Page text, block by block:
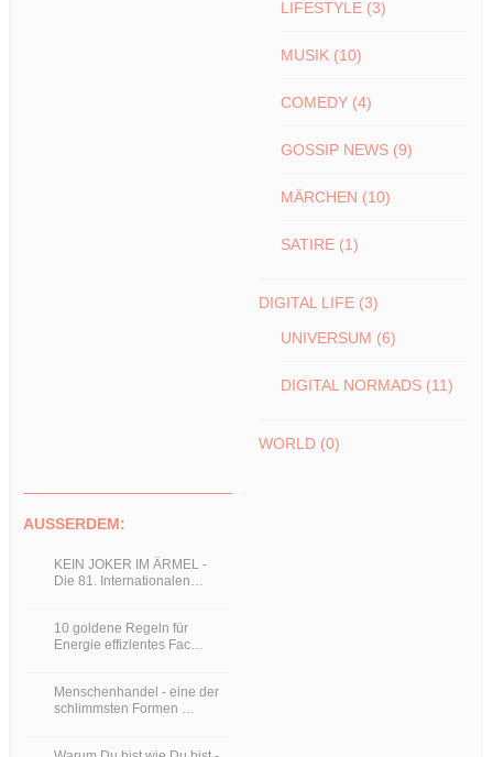
LIFESTYLE (3)
MUSIK (10)
COMEDY (4)
GOSSIP NEWS (9)
MÄRCHEN (10)
SATIRE (1)
DIGITAL LIFE (3)
UNIVERSUM (6)
DIGITAL NORMADS (11)
WORLD (0)
AUSSERDEM:
KEIN JOKER IM ÄRMEL -
Die 81. Internationalen…
10 goldene Regeln für
Energie effizientes Fac…
Menschenhandel - eine der
schlimmsten Formen …